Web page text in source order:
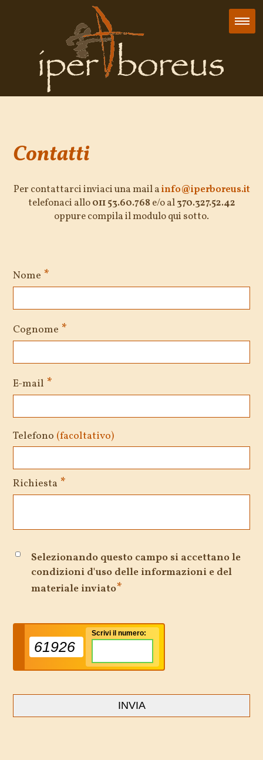
Contatti
Per contattarci inviaci una mail ainfo@iperboreus.it
telefonaci allo011 53.60.768 e/o al370.327.52.42
oppure compila il modulo qui sotto.
Nome *
Cognome *
E-mail *
Telefono (facoltativo)
Richiesta *
Selezionando questo campo si accettano le
condizioni d'uso delle informazioni e del
materiale inviato*
61926
Scrivi il numero: